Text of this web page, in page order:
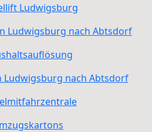
Ludwigsburg
Ludwigsburg nach Abtsdorf
Ludwigsburg nach Abtsdorf